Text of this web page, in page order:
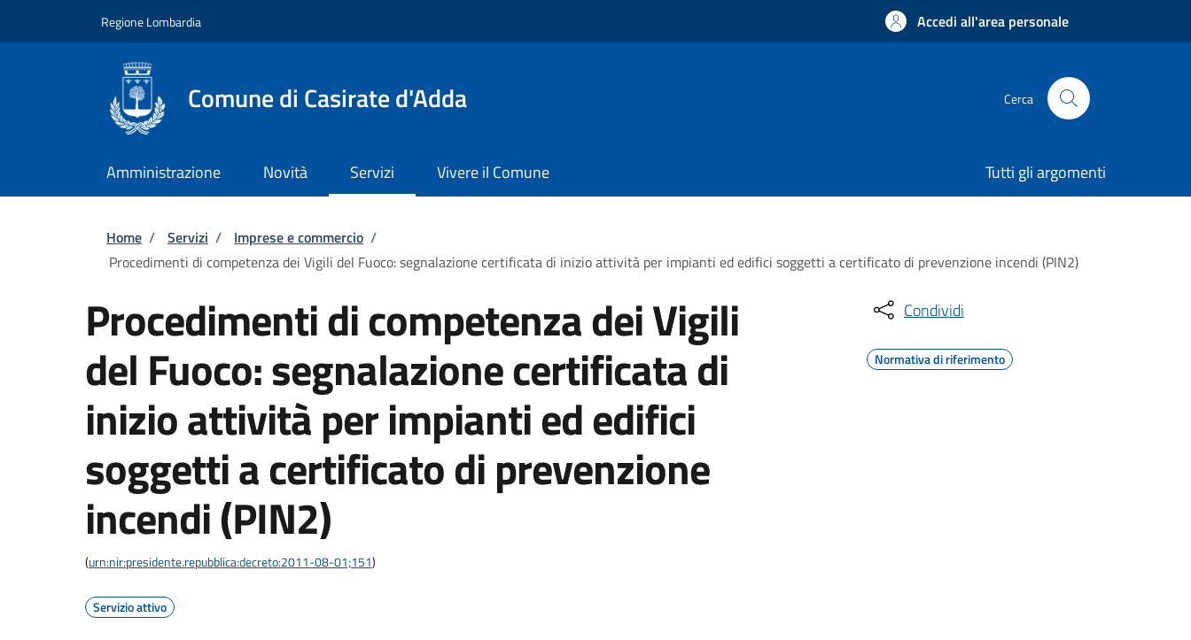
Regione Lombardia Accedi all'area personale
Comune di Casirate d'Adda Cerca
Amministrazione Novità Servizi Vivere il Comune Tutti gli argomenti
Briciole di pane
Home / Servizi / Imprese e commercio /
Procedimenti di competenza dei Vigili del Fuoco: segnalazione certificata di inizio attività per impianti ed edifici soggetti a certificato di prevenzione incendi (PIN2)
Procedimenti di competenza dei Vigili
del Fuoco: segnalazione certificata di
inizio attività per impianti ed edifici
soggetti a certificato di prevenzione
incendi (PIN2)
(urn:nir:presidente.repubblica:decreto:2011-08-01;151)
Servizio attivo
Condividi
Normativa di riferimento